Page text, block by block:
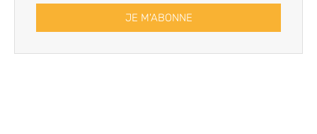
JE M'ABONNE